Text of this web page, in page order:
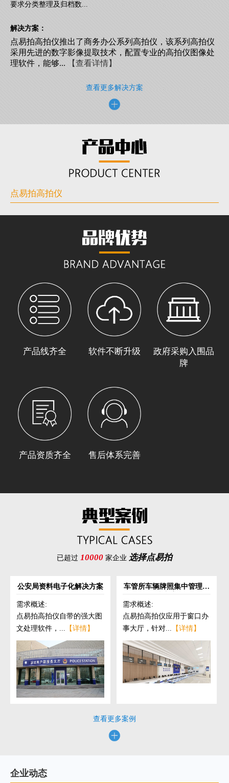
要求分类整理及归档数...
解决方案：
点易拍高拍仪推出了商务办公系列高拍仪，该系列高拍仪
采用先进的数字影像提取技术，配置专业的高拍仪图像处
理软件，能够...【查看详情】
查看更多解决方案
点易拍高拍仪
产品线齐全 软件不断升级
政府采购入围品
牌
产品资质齐全 售后体系完善
已超过 10000 家企业 选择点易拍
公安局资料电子化解决方案
需求概述:
点易拍高拍仪自带的强大图
文处理软件，... 【详情】
车管所车辆牌照集中管理解
需求概述:
点易拍高拍仪应用于窗口办
事大厅，针对... 【详情】
查看更多案例
企业动态